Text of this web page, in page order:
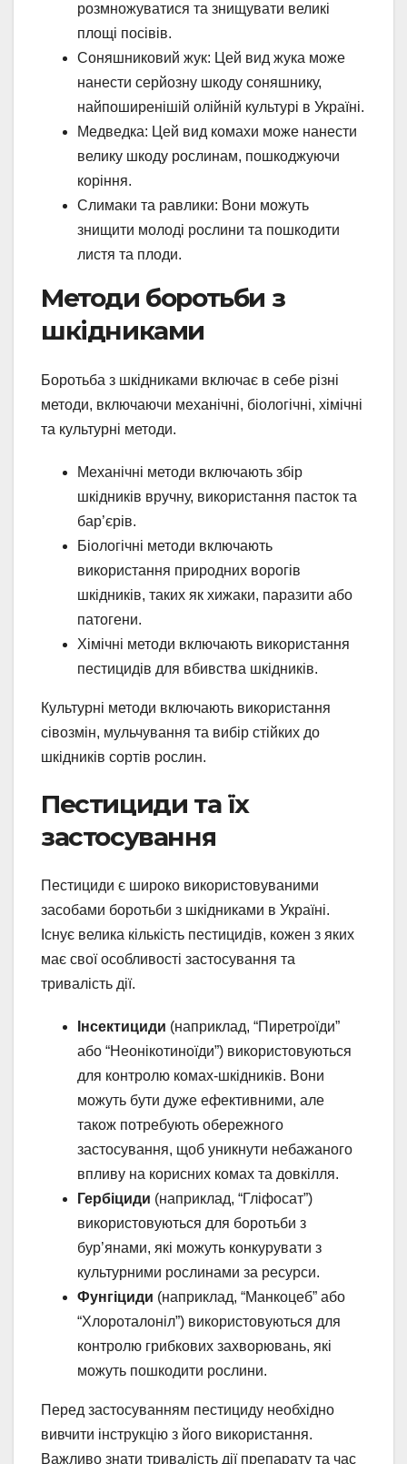
розмножуватися та знищувати великі
площі посівів.
Соняшниковий жук: Цей вид жука може
нанести серйозну шкоду соняшнику,
найпоширенішій олійній культурі в Україні.
Медведка: Цей вид комахи може нанести
велику шкоду рослинам, пошкоджуючи
коріння.
Слимаки та равлики: Вони можуть
знищити молоді рослини та пошкодити
листя та плоди.
Методи боротьби з
шкідниками
Боротьба з шкідниками включає в себе різні
методи, включаючи механічні, біологічні, хімічні
та культурні методи.
Механічні методи включають збір
шкідників вручну, використання пасток та
бар’єрів.
Біологічні методи включають
використання природних ворогів
шкідників, таких як хижаки, паразити або
патогени.
Хімічні методи включають використання
пестицидів для вбивства шкідників.
Культурні методи включають використання
сівозмін, мульчування та вибір стійких до
шкідників сортів рослин.
Пестициди та їх
застосування
Пестициди є широко використовуваними
засобами боротьби з шкідниками в Україні.
Існує велика кількість пестицидів, кожен з яких
має свої особливості застосування та
тривалість дії.
Інсектициди (наприклад, “Пиретроїди”
або “Неонікотиноїди”) використовуються
для контролю комах-шкідників. Вони
можуть бути дуже ефективними, але
також потребують обережного
застосування, щоб уникнути небажаного
впливу на корисних комах та довкілля.
Гербіциди (наприклад, “Гліфосат”)
використовуються для боротьби з
бур’янами, які можуть конкурувати з
культурними рослинами за ресурси.
Фунгіциди (наприклад, “Манкоцеб” або
“Хлороталоніл”) використовуються для
контролю грибкових захворювань, які
можуть пошкодити рослини.
Перед застосуванням пестициду необхідно
вивчити інструкцію з його використання.
Важливо знати тривалість дії препарату та час